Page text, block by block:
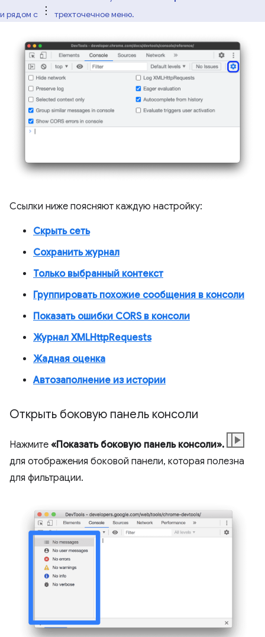
и рядом с
трехточечное меню.
Ссылки ниже поясняют каждую настройку:
Скрыть сеть
Сохранить журнал
Только выбранный контекст
Группировать похожие сообщения в консоли
Показать ошибки CORS в консоли
Журнал XMLHttpRequests
Жадная оценка
Автозаполнение из истории
Открыть боковую панель консоли
Нажмите «Показать боковую панель консоли».
для отображения боковой панели, которая полезна
для фильтрации.